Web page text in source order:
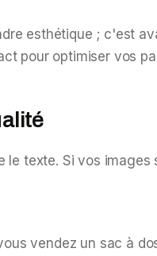
esthétique ; c'est
pour optimiser vos
texte. Si vos
vendez un sac à